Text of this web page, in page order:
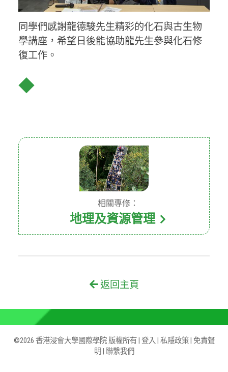
同學們感謝龍德駿先生精彩的化石與古生物
學講座，希望日後能協助龍先生參與化石修
復工作。
◆
相關專修：
地理及資源管理
返回主頁
©2026 香港浸會大學國際學院 版權所有 | 登入 私隱政策| 免責聲
明 聯繫我們